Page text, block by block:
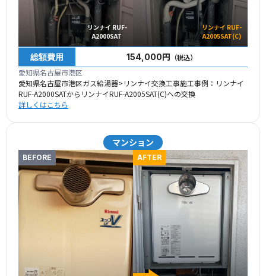
リンナイ RUF-
A2000SAT
リンナイ RUF-
A2005SAT(C)
総額費用 154,000円 （税込）
愛知県名古屋市港区
愛知県名古屋市港区ガス給湯器>リンナイ交換工事施工事例：リンナイ
RUF-A2000SATからリンナイRUF-A2005SAT(C)への交換
詳しくはこちら
マンション
BEFORE AFTER